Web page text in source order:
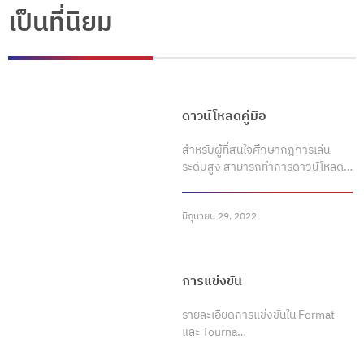
เป็นที่นิยม
ดาวน์โหลดคู่มือ
สำหรับผู้ที่สนใจศึกษากฎการเล่น
ระดับสูง สามารถทำการดาวน์โหลด…
มิถุนายน 29, 2022
การแข่งขัน
รายละเอียดการแข่งขันใน Format
และ Tourna…